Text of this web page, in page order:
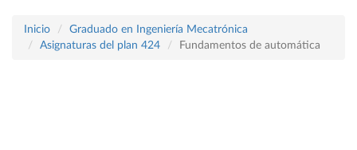
Inicio
Graduado en Ingeniería Mecatrónica
Asignaturas del plan 424
Fundamentos de automática